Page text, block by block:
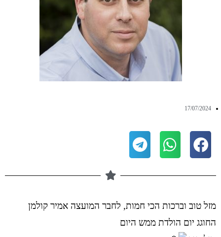
17/07/2024
מזל טוב וברכות הכי חמות, לחבר המועצה אמיר קולמן
החוגג יום הולדת ממש היום